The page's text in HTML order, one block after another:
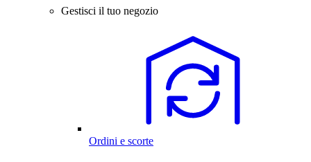
Gestisci il tuo negozio
Ordini e scorte